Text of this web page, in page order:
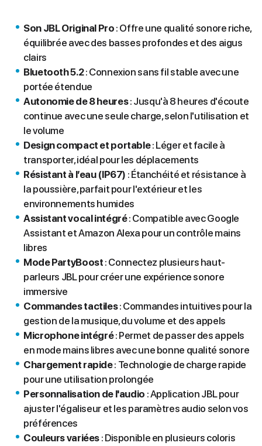
Son JBL Original Pro : Offre une qualité sonore riche,
équilibrée avec des basses profondes et des aigus
clairs
Bluetooth 5.2: Connexion sans fil stable avec une
portée étendue
Autonomie de 8 heures: Jusqu'à 8 heures d'écoute
continue avec une seule charge, selon l'utilisation et
le volume
Design compact et portable: Léger et facile à
transporter, idéal pour les déplacements
Résistant à l’eau (IP67) : Étanchéité et résistance à
la poussière, parfait pour l'extérieur et les
environnements humides
Assistant vocal intégré: Compatible avec Google
Assistant et Amazon Alexa pour un contrôle mains
libres
Mode PartyBoost : Connectez plusieurs haut-
parleurs JBL pour créer une expérience sonore
immersive
Commandes tactiles: Commandes intuitives pour la
gestion de la musique, du volume et des appels
Microphone intégré: Permet de passer des appels
en mode mains libres avec une bonne qualité sonore
Chargement rapide: Technologie de charge rapide
pour une utilisation prolongée
Personnalisation de l'audio : Application JBL pour
ajuster l'égaliseur et les paramètres audio selon vos
préférences
Couleurs variées : Disponible en plusieurs coloris